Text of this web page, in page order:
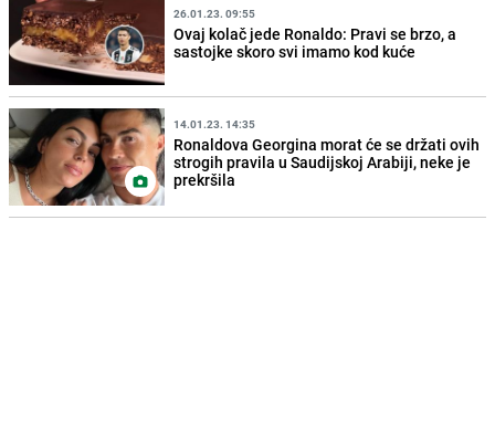
26.01.23. 09:55
Ovaj kolač jede Ronaldo: Pravi se brzo, a
sastojke skoro svi imamo kod kuće
14.01.23. 14:35
Ronaldova Georgina morat će se držati ovih
strogih pravila u Saudijskoj Arabiji, neke je
prekršila